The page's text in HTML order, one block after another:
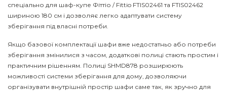
спеціально для шаф-купе Фіттіо / Fittio FTIS02461 та FTIS02462
шириною 180 см і дозволяє легко адаптувати систему
зберігання під власні потреби.
Якщо базової комплектації шафи вже недостатньо або потреби
зберігання змінилися з часом, додаткові полиці стають простим і
практичним рішенням. Полиці SHMD878 розширюють
можливості системи зберігання для дому, дозволяючи
організувати внутрішній простір шафи саме так, як зручно для